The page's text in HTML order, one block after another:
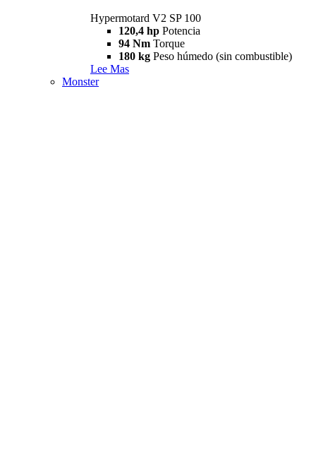
Hypermotard V2 SP 100
120,4 hp Potencia
94 Nm Torque
180 kg Peso húmedo (sin combustible)
Lee Mas
Monster